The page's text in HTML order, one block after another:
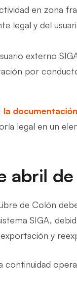
en zona
legal y del
externo
por
la
legal en un
abril
de Colón
SIGA,
y